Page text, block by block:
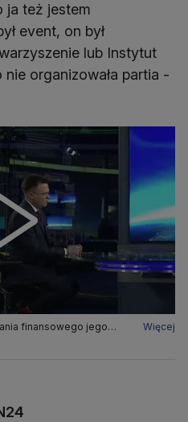
ja też jestem
event, on był
lub Instytut
organizowała partia -
finansowego jego
zgadzam
Więcej